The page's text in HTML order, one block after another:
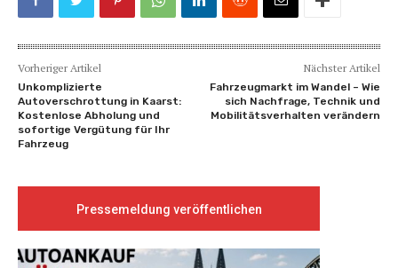
Vorheriger Artikel
Unkomplizierte
Autoverschrottung in Kaarst:
Kostenlose Abholung und
sofortige Vergütung für Ihr
Fahrzeug
Nächster Artikel
Fahrzeugmarkt im Wandel – Wie
sich Nachfrage, Technik und
Mobilitätsverhalten verändern
Pressemeldung veröffentlichen